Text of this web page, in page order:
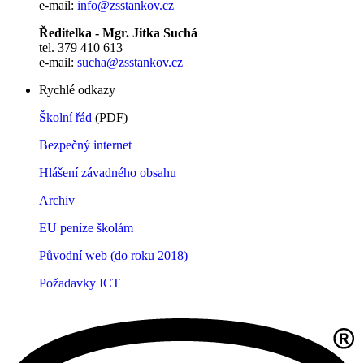
e-mail: info@zsstankov.cz
Ředitelka - Mgr. Jitka Suchá
tel. 379 410 613
e-mail: sucha@zsstankov.cz
Rychlé odkazy
Školní řád (PDF)
Bezpečný internet
Hlášení závadného obsahu
Archiv
EU peníze školám
Původní web (do roku 2018)
Požadavky ICT